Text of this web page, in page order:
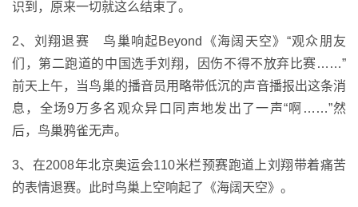
识到，原来一切就这么结束了。
2、刘翔退赛 鸟巢响起Beyond《海阔天空》“观众朋友
们，第二跑道的中国选手刘翔，因伤不得不放弃比赛……”
前天上午，当鸟巢的播音员用略带低沉的声音播报出这条消
息，全场9万多名观众异口同声地发出了一声“啊……”然
后，鸟巢鸦雀无声。
3、在2008年北京奥运会110米栏预赛跑道上刘翔带着痛苦
的表情退赛。此时鸟巢上空响起了《海阔天空》。